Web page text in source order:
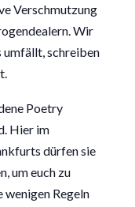
Verschmutzung
Wir
umfällt, schreiben
Poetry
Hier im
dürfen sie
um euch zu
wenigen Regeln